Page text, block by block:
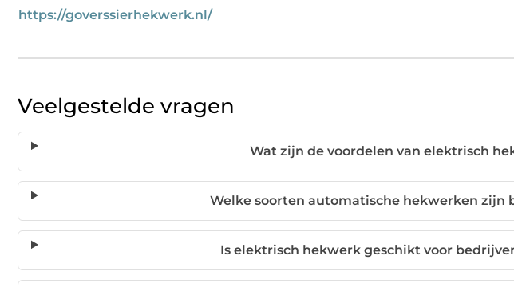
https://goverssierhekwerk.nl/
Veelgestelde vragen
Wat zijn de voordelen van elektrisch
Welke soorten automatische hekwerken zijn
Is elektrisch hekwerk geschikt voor